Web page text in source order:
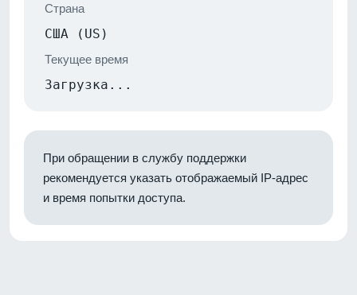
Страна
США (US)
Текущее время
Загрузка...
При обращении в службу поддержки
рекомендуется указать отображаемый IP-адрес
и время попытки доступа.